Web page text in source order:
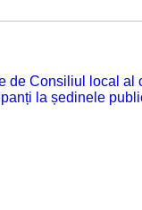
de Consiliul local al
la ședinele